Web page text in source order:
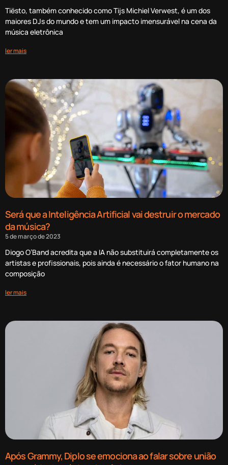
Tiësto, também conhecido como Tijs Michiel Verwest, é um dos
maiores DJs do mundo e tem um impacto imensurável na cena da
música eletrônica
ler mais
Será que a Inteligência Artificial vai destruir o mercado
da música?
5 de março de 2023
Diogo O’Band acredita que a IA não substituirá completamente os
artistas e profissionais, pois ainda é necessário o fator humano na
composição
ler mais
Após Grammy, Diplo se emociona ao falar sobre união